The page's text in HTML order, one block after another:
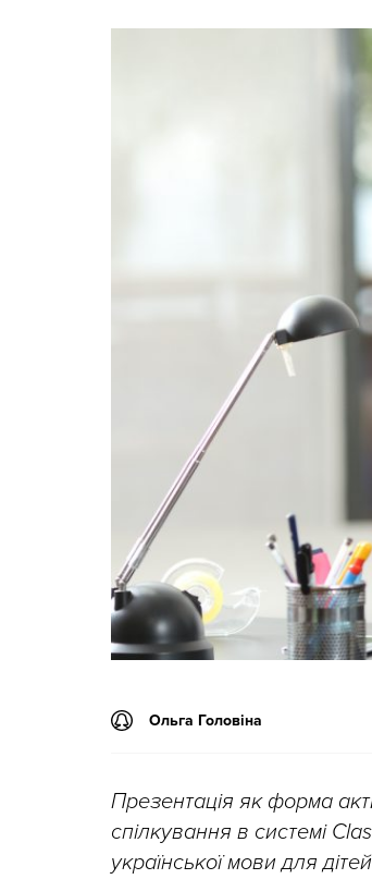
Ольга Головіна
Презентація як форма
спілкування в системі
української мови для